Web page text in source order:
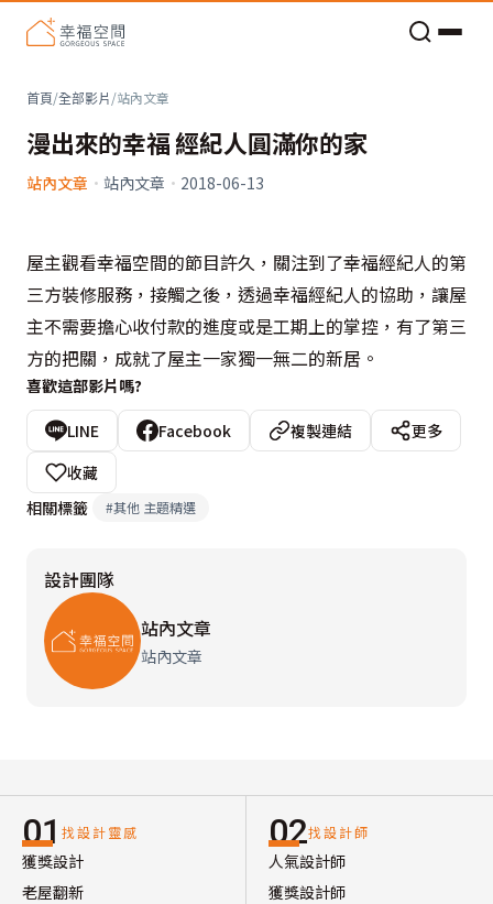
首頁/全部影片/站內文章
漫出來的幸福 經紀人圓滿你的家
站內文章 · 站內文章 · 2018-06-13
屋主觀看幸福空間的節目許久，關注到了幸福經紀人的第
三方裝修服務，接觸之後，透過幸福經紀人的協助，讓屋
主不需要擔心收付款的進度或是工期上的掌控，有了第三
方的把關，成就了屋主一家獨一無二的新居。
喜歡這部影片嗎?
LINE Facebook 複製連結
更多
收藏
相關標籤
#其他 主題精選
設計團隊
站內文章
站內文章
01 找設計靈感
獲獎設計
老屋翻新
02找設計師
人氣設計師
獲獎設計師